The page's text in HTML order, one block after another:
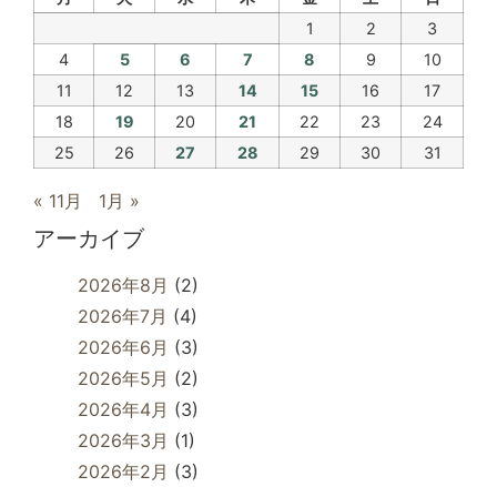
1
2
3
4
5 6 7 8 9
10
11
12 13 14 15 16
17
18
19 20 21 22 23
24
25
26 27 28 29 30 31
« 11月 1月 »
アーカイブ
2026年8月 (2)
2026年7月 (4)
2026年6月 (3)
2026年5月 (2)
2026年4月 (3)
2026年3月 (1)
2026年2月 (3)